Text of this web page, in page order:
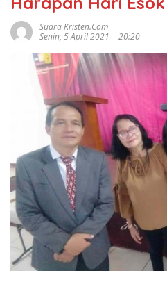
Suara Kristen.com
Senin, 5 April 2021 | 20:20